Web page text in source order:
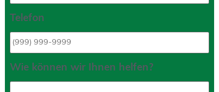
Telefon
Wie können wir Ihnen helfen?